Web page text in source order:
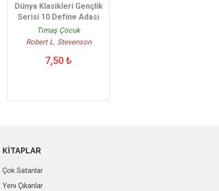
Dünya Klasikleri Gençlik
Serisi 10 Define Adası
Timaş Çocuk
Robert L. Stevenson
7,50 ₺
KİTAPLAR
Çok Satanlar
Yeni Çıkanlar